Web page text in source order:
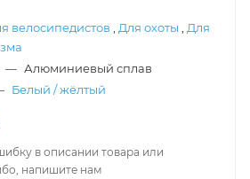
велосипедистов Для охоты
Для
— Алюминиевый сплав
Белый / жёлтый
в описании товара или
напишите нам